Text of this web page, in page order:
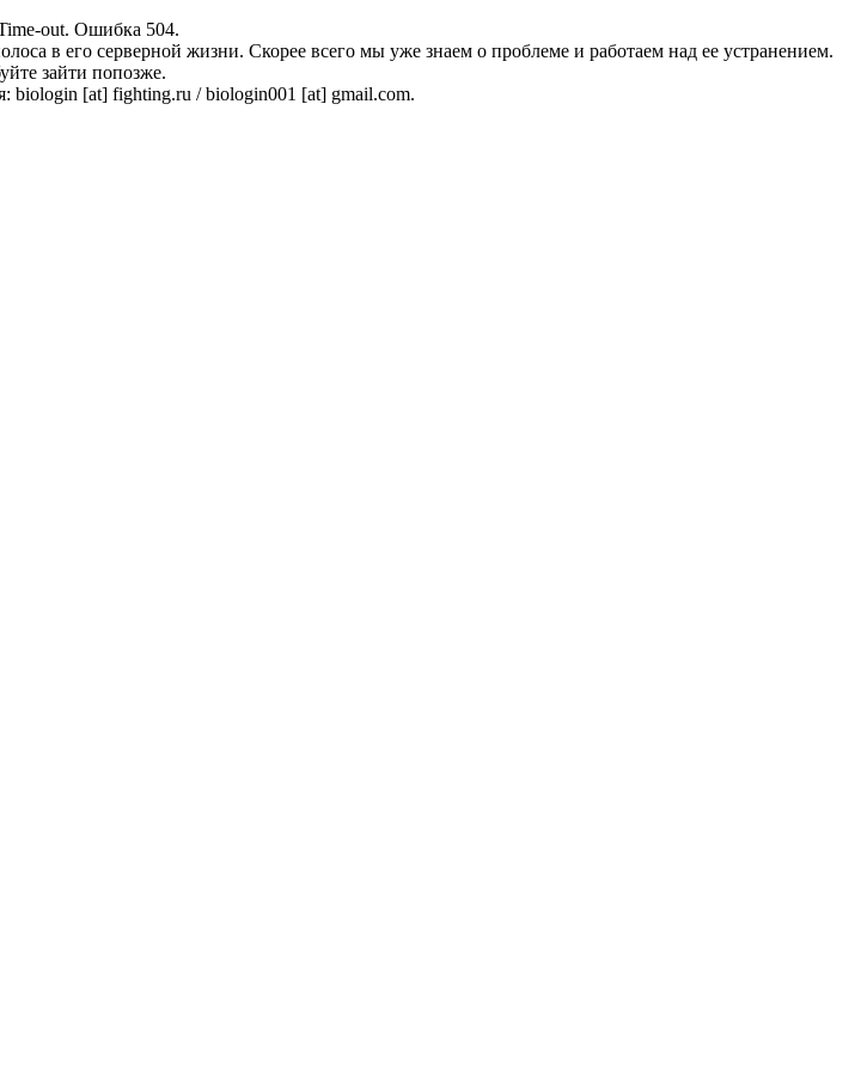
out. Ошибка 504.
в его серверной жизни. Скорее всего мы уже знаем о проблеме и работаем над ее устранением.
зайти попозже.
biologin [at] fighting.ru / biologin001 [at] gmail.com.